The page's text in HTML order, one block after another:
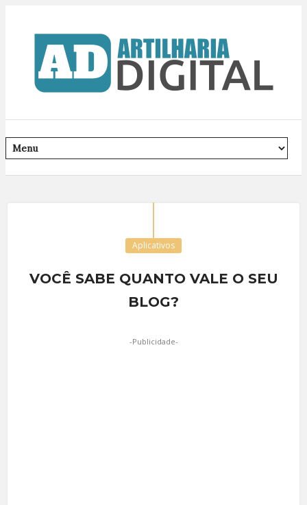
Aplicativos
VOCÊ SABE QUANTO VALE O SEU
BLOG?
-Publicidade-